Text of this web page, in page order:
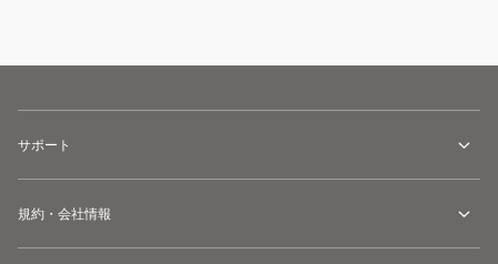
サポート
規約・会社情報